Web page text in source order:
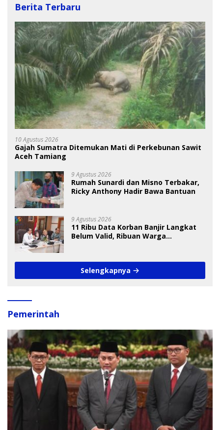
Berita Terbaru
10 Agustus 2026
Gajah Sumatra Ditemukan Mati di Perkebunan Sawit
Aceh Tamiang
9 Agustus 2026
Rumah Sunardi dan Misno Terbakar,
Ricky Anthony Hadir Bawa Bantuan
9 Agustus 2026
11 Ribu Data Korban Banjir Langkat
Belum Valid, Ribuan Warga
Selengkapnya
Pemerintah